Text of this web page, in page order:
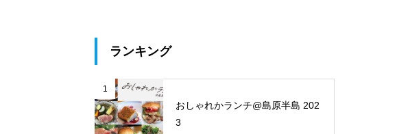
OPEN】社会福祉法人 南高
ホースセラピー研究センタ
【NEW OPEN】南島原の小さな焙
仙麓珈琲焙煎研究所」
ランキング
1
おしゃれかランチ@島原半島 202
3